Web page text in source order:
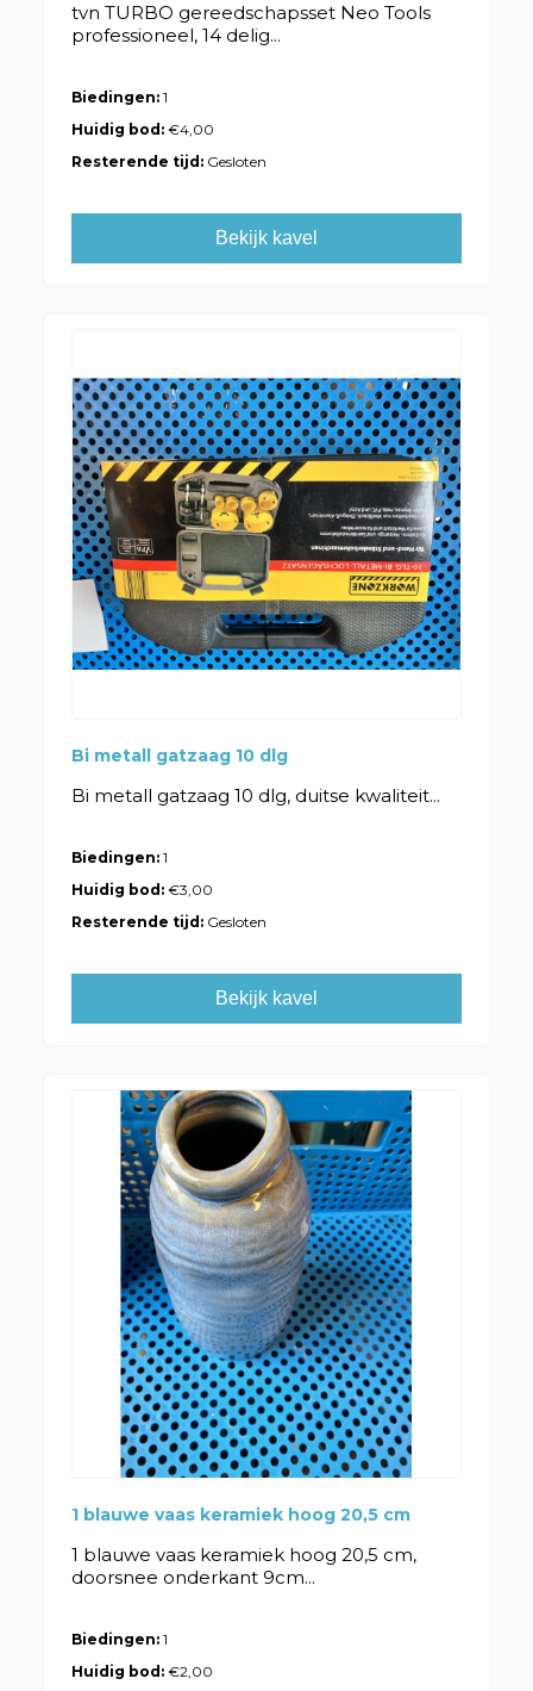
tvn TURBO gereedschapsset Neo Tools
professioneel, 14 delig...
Biedingen: 1
Huidig bod:€4,00
Resterende tijd: Gesloten
Bekijk kavel
Bi metall gatzaag 10 dlg
Bi metall gatzaag 10 dlg, duitse kwaliteit...
Biedingen: 1
Huidig bod:€3,00
Resterende tijd: Gesloten
Bekijk kavel
1 blauwe vaas keramiek hoog 20,5 cm
1 blauwe vaas keramiek hoog 20,5 cm,
doorsnee onderkant 9cm...
Biedingen: 1
Huidig bod:€2,00